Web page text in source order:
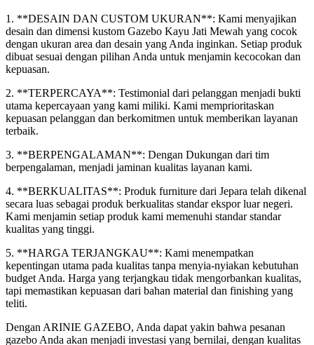
1. **DESAIN DAN CUSTOM UKURAN**: Kami menyajikan
desain dan dimensi kustom Gazebo Kayu Jati Mewah yang cocok
dengan ukuran area dan desain yang Anda inginkan. Setiap produk
dibuat sesuai dengan pilihan Anda untuk menjamin kecocokan dan
kepuasan.
2. **TERPERCAYA**: Testimonial dari pelanggan menjadi bukti
utama kepercayaan yang kami miliki. Kami memprioritaskan
kepuasan pelanggan dan berkomitmen untuk memberikan layanan
terbaik.
3. **BERPENGALAMAN**: Dengan Dukungan dari tim
berpengalaman, menjadi jaminan kualitas layanan kami.
4. **BERKUALITAS**: Produk furniture dari Jepara telah dikenal
secara luas sebagai produk berkualitas standar ekspor luar negeri.
Kami menjamin setiap produk kami memenuhi standar standar
kualitas yang tinggi.
5. **HARGA TERJANGKAU**: Kami menempatkan
kepentingan utama pada kualitas tanpa menyia-nyiakan kebutuhan
budget Anda. Harga yang terjangkau tidak mengorbankan kualitas,
tapi memastikan kepuasan dari bahan material dan finishing yang
teliti.
Dengan ARINIE GAZEBO, Anda dapat yakin bahwa pesanan
gazebo Anda akan menjadi investasi yang bernilai, dengan kualitas